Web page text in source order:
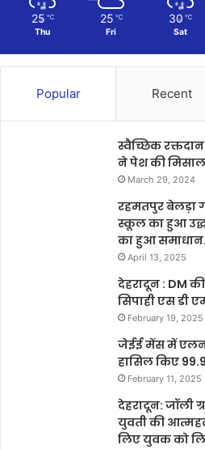
25 ℃
Thu
25 ℃
Fri
30 ℃
Sat
Popular Recent
स्वैच्छिक
ने पेश की मिसाल
March 29, 2024
रहमतपुर बेलड़ा
स्कूल का हुआ
का हुआ
April 13, 2025
देहरादून : DM
सिपाही एस डी
February 19, 2025
जेईई मेंस में एलन
हासिल किए
February 11, 2025
देहरादून: जॉली
युवती की
लिए युवक को